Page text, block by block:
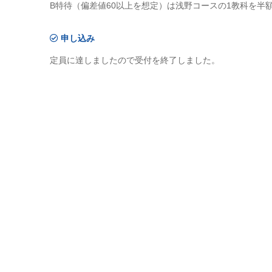
B特待（偏差値60以上を想定）は浅野コースの1教科を半
申し込み
定員に達しましたので受付を終了しました。